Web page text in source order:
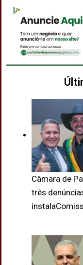
Câmara de
três